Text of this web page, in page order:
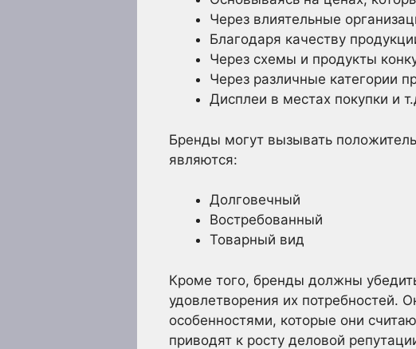
Через влиятельные
Благодаря качеству
Через схемы и продукты
Через различные категории
Дисплеи в местах покупки и
Бренды могут вызывать
являются:
Долговечный
Востребованный
Товарный вид
Кроме того, бренды должны
удовлетворения их потребностей.
особенностями, которые они
приводят к росту деловой